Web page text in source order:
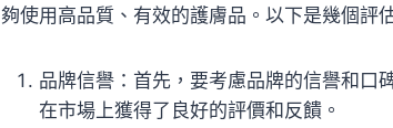
夠使用高品質、有效的護膚品。以下是幾個評
品牌信譽：首先，要考慮品牌的信譽和口
在市場上獲得了良好的評價和反饋。